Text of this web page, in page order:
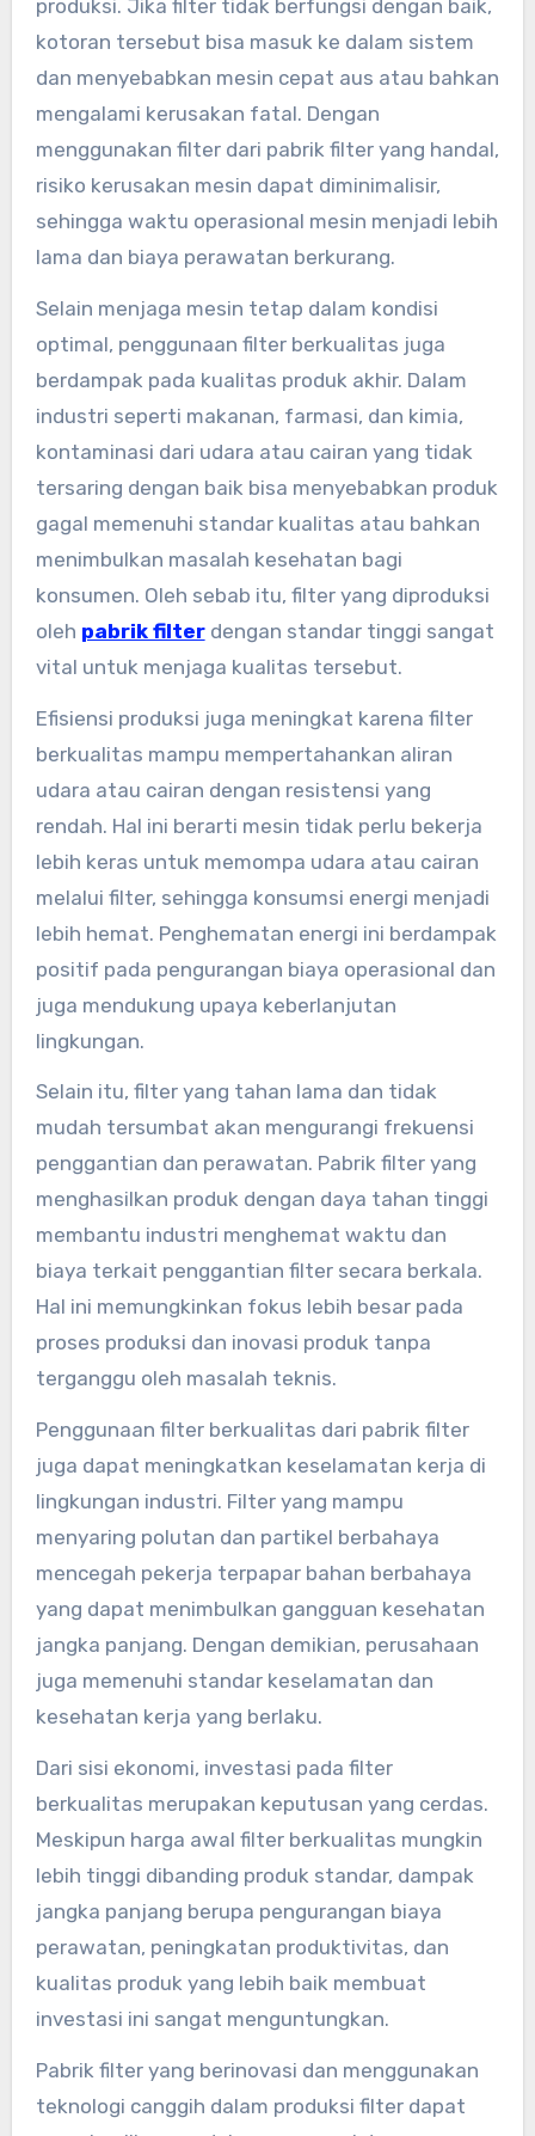
produksi. Jika filter tidak berfungsi dengan baik,
kotoran tersebut bisa masuk ke dalam sistem
dan menyebabkan mesin cepat aus atau bahkan
mengalami kerusakan fatal. Dengan
menggunakan filter dari pabrik filter yang handal,
risiko kerusakan mesin dapat diminimalisir,
sehingga waktu operasional mesin menjadi lebih
lama dan biaya perawatan berkurang.
Selain menjaga mesin tetap dalam kondisi
optimal, penggunaan filter berkualitas juga
berdampak pada kualitas produk akhir. Dalam
industri seperti makanan, farmasi, dan kimia,
kontaminasi dari udara atau cairan yang tidak
tersaring dengan baik bisa menyebabkan produk
gagal memenuhi standar kualitas atau bahkan
menimbulkan masalah kesehatan bagi
konsumen. Oleh sebab itu, filter yang diproduksi
oleh pabrik filterdengan standar tinggi sangat
vital untuk menjaga kualitas tersebut.
Efisiensi produksi juga meningkat karena filter
berkualitas mampu mempertahankan aliran
udara atau cairan dengan resistensi yang
rendah. Hal ini berarti mesin tidak perlu bekerja
lebih keras untuk memompa udara atau cairan
melalui filter, sehingga konsumsi energi menjadi
lebih hemat. Penghematan energi ini berdampak
positif pada pengurangan biaya operasional dan
juga mendukung upaya keberlanjutan
lingkungan.
Selain itu, filter yang tahan lama dan tidak
mudah tersumbat akan mengurangi frekuensi
penggantian dan perawatan. Pabrik filter yang
menghasilkan produk dengan daya tahan tinggi
membantu industri menghemat waktu dan
biaya terkait penggantian filter secara berkala.
Hal ini memungkinkan fokus lebih besar pada
proses produksi dan inovasi produk tanpa
terganggu oleh masalah teknis.
Penggunaan filter berkualitas dari pabrik filter
juga dapat meningkatkan keselamatan kerja di
lingkungan industri. Filter yang mampu
menyaring polutan dan partikel berbahaya
mencegah pekerja terpapar bahan berbahaya
yang dapat menimbulkan gangguan kesehatan
jangka panjang. Dengan demikian, perusahaan
juga memenuhi standar keselamatan dan
kesehatan kerja yang berlaku.
Dari sisi ekonomi, investasi pada filter
berkualitas merupakan keputusan yang cerdas.
Meskipun harga awal filter berkualitas mungkin
lebih tinggi dibanding produk standar, dampak
jangka panjang berupa pengurangan biaya
perawatan, peningkatan produktivitas, dan
kualitas produk yang lebih baik membuat
investasi ini sangat menguntungkan.
Pabrik filter yang berinovasi dan menggunakan
teknologi canggih dalam produksi filter dapat